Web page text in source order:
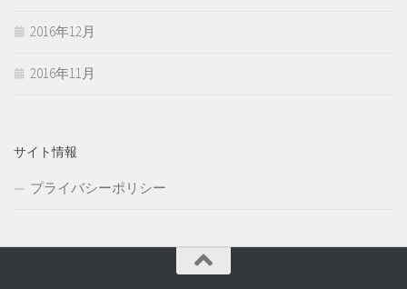
2016年12月
2016年11月
サイト情報
プライバシーポリシー